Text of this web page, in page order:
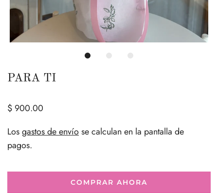
PARA TI
$ 900.00
Losgastos de envíose calculan en la pantalla de
pagos.
COMPRAR AHORA